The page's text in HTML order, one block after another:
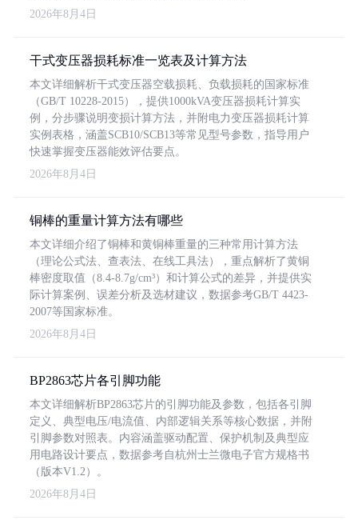
2026年8月4日
干式变压器损耗标准一览表及计算方法
本文详细解析干式变压器空载损耗、负载损耗的国家标准
（GB/T 10228-2015），提供1000kVA变压器损耗计算实
例，分步骤说明变损计算方法，并附电力变压器损耗计算
实例表格，涵盖SCB10/SCB13等常见型号参数，指导用户
快速掌握变压器能效评估要点。
2026年8月4日
铜棒的重量计算方法有哪些
本文详细介绍了铜棒和黄铜棒重量的三种常用计算方法
（理论公式法、查表法、在线工具法），重点解析了黄铜
棒密度取值（8.4-8.7g/cm³）和计算公式的差异，并提供实
际计算案例、误差分析及选材建议，数据参考GB/T 4423-
2007等国家标准。
2026年8月4日
BP2863芯片各引脚功能
本文详细解析BP2863芯片的引脚功能及参数，包括各引脚
定义、典型电压/电流值、内部逻辑关系等核心数据，并附
引脚参数对照表。内容涵盖驱动配置、保护机制及典型应
用电路设计要点，数据参考自杭州士兰微电子官方规格书
（版本V1.2）。
2026年8月4日